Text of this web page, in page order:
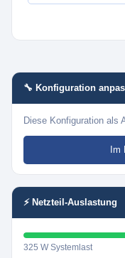
🔧 Konfiguration
Diese Konfiguration als
Im
⚡ Netzteil-Auslastung
325 W Systemlast